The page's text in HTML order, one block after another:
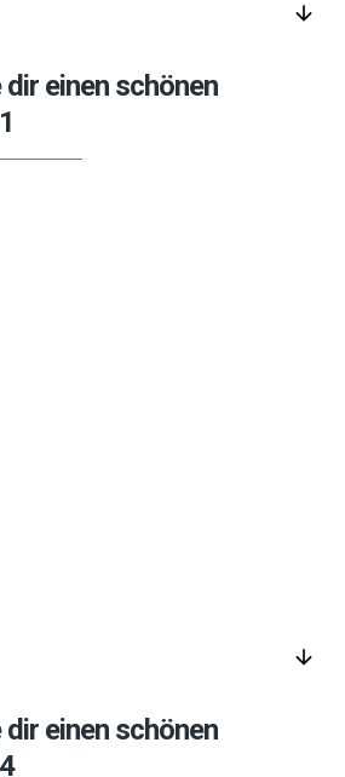
arrow_downward
einen schönen
arrow_downward
einen schönen